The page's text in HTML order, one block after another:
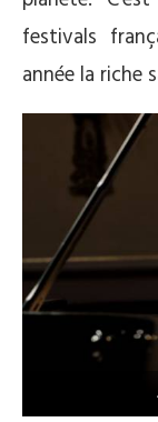
festivals
année la riche